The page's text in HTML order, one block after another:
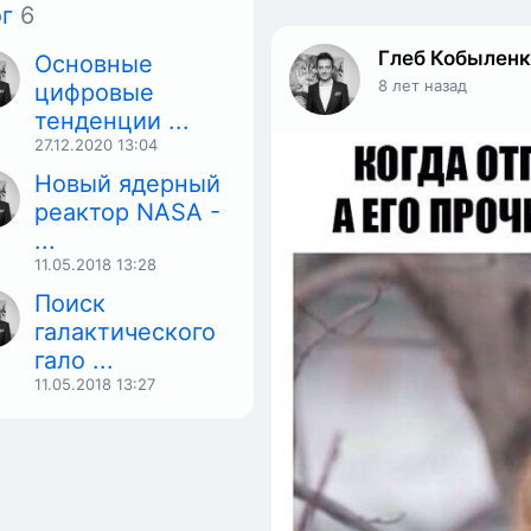
6
Основные
цифровые
тенденции ...
27.12.2020 13:04
Новый ядерный
реактор NASA -
...
11.05.2018 13:28
Поиск
галактического
гало ...
11.05.2018 13:27
Глеб
8 лет назад